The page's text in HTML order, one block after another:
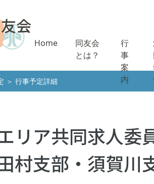
会
Home
同友会
とは？
行
事
案
内
＞ 行事予定詳細
リア共同求人委
村支部・須賀